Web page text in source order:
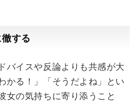
する
バイスや反論よりも共感が大
かる！」「そうだよね」とい
女の気持ちに寄り添うこと